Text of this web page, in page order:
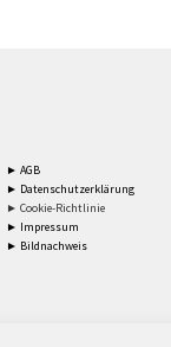
► AGB
► Datenschutzerklärung
► Cookie-Richtlinie
► Impressum
► Bildnachweis